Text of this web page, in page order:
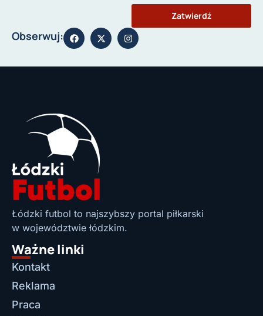
Zatwierdź
Obserwuj:
Łódzki futbol to najszybszy portal piłkarski
w województwie łódzkim.
Ważne linki
Kontakt
Reklama
Praca